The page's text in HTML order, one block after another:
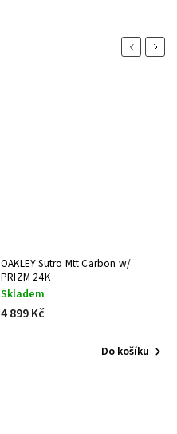
Previous
OAKLEY Sutro Mtt Carbon w/
PRIZM 24K
Skladem
4 899 Kč
Do košíku
Next